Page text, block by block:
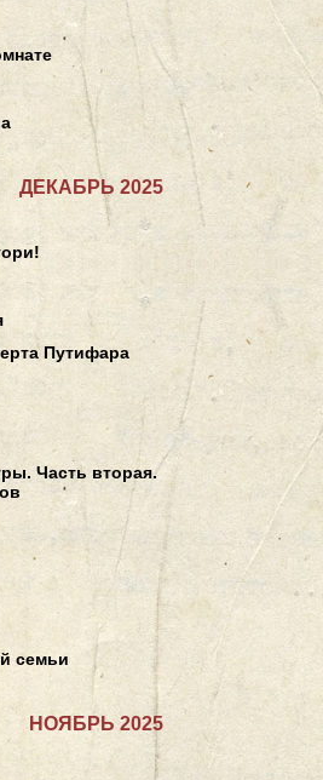
ДЕКАБРЬ 2025
Путифара
Часть вторая.
семьи
НОЯБРЬ 2025